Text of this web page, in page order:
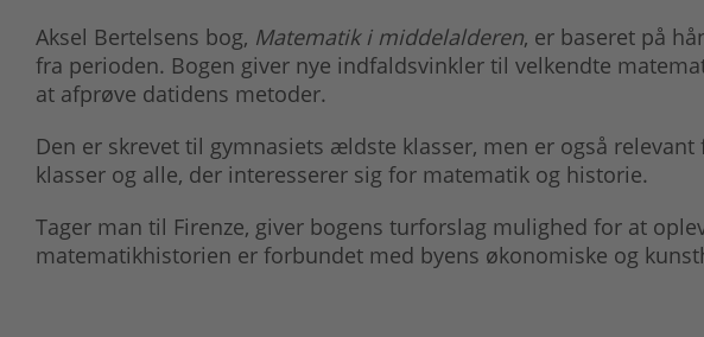
Aksel Bertelsens bog, Matematik i middelalderen, er baseret på
fra perioden. Bogen giver nye indfaldsvinkler til velkendte
at afprøve datidens metoder.
Den er skrevet til gymnasiets ældste klasser, men er også
klasser og alle, der interesserer sig for matematik og historie.
Tager man til Firenze, giver bogens turforslag mulighed for at
matematikhistorien er forbundet med byens økonomiske og